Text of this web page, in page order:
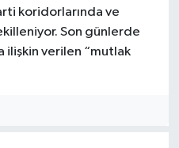
koridorlarında ve
Son günlerde
ilişkin verilen “mutlak